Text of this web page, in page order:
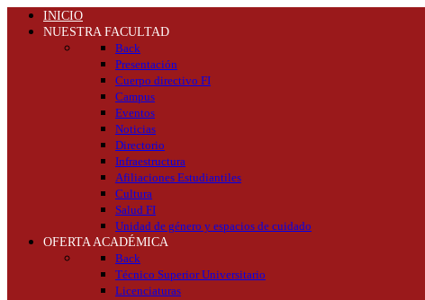
INICIO
NUESTRA FACULTAD
Back
Presentación
Cuerpo directivo FI
Campus
Eventos
Noticias
Directorio
Infraestructura
Afiliaciones Estudiantiles
Cultura
Salud FI
Unidad de género y espacios de cuidado
OFERTA ACADÉMICA
Back
Técnico Superior Universitario
Licenciaturas